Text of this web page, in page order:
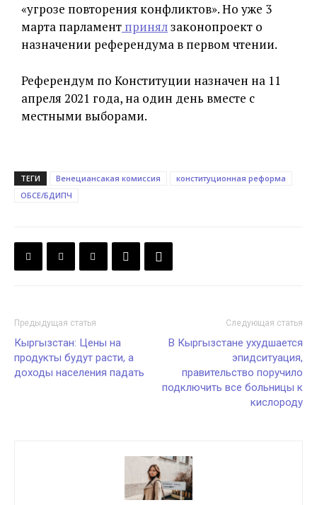
«угрозе повторения конфликтов». Но уже 3
марта парламент принялзаконопроект о
назначении референдума в первом чтении.
Референдум по Конституции назначен на 11
апреля 2021 года, на один день вместе с
местными выборами.
ТЕГИ Венециансакая комиссия
конституционная реформа
ОБСЕ/БДИПЧ
Предыдущая статья
Кыргызстан: Цены на
продукты будут расти, а
доходы населения падать
Следующая статья
В Кыргызстане ухудшается
эпидситуация,
правительство поручило
подключить все больницы к
кислороду